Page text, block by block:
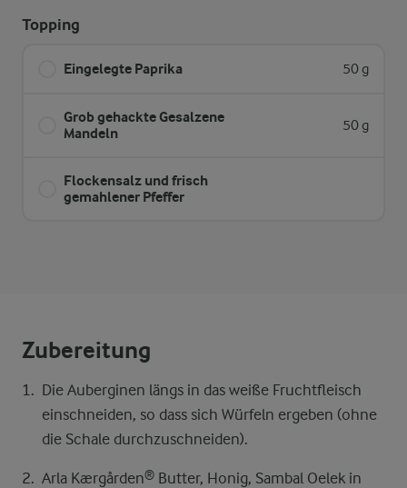
Topping
Eingelegte Paprika 50 g
Grob gehackte Gesalzene
Mandeln
50 g
Flockensalz und frisch
gemahlener Pfeffer
Zubereitung
Die Auberginen längs in das weiße Fruchtfleisch
einschneiden, so dass sich Würfeln ergeben (ohne
die Schale durchzuschneiden).
Arla Kærgården® Butter, Honig, Sambal Oelek in